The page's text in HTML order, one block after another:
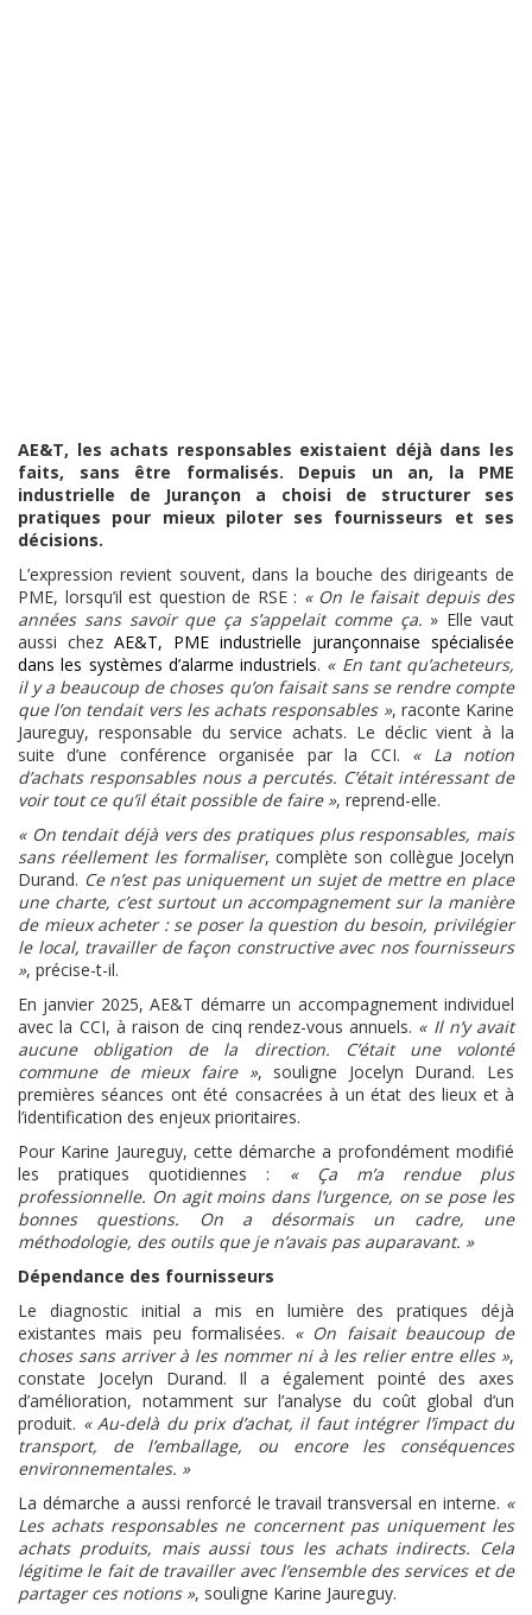
AE&T, les achats responsables existaient déjà dans les
faits, sans être formalisés. Depuis un an, la PME
industrielle de Jurançon a choisi de structurer ses
pratiques pour mieux piloter ses fournisseurs et ses
décisions.
L’expression revient souvent, dans la bouche des dirigeants de
PME, lorsqu’il est question de RSE : « On le faisait depuis des
années sans savoir que ça s’appelait comme ça. » Elle vaut
aussi chez AE&T, PME industrielle jurançonnaise spécialisée
dans les systèmes d’alarme industriels. « En tant qu’acheteurs,
il y a beaucoup de choses qu’on faisait sans se rendre compte
que l’on tendait vers les achats responsables », raconte Karine
Jaureguy, responsable du service achats. Le déclic vient à la
suite d’une conférence organisée par la CCI. « La notion
d’achats responsables nous a percutés. C’était intéressant de
voir tout ce qu’il était possible de faire », reprend-elle.
« On tendait déjà vers des pratiques plus responsables, mais
sans réellement les formaliser, complète son collègue Jocelyn
Durand. Ce n’est pas uniquement un sujet de mettre en place
une charte, c’est surtout un accompagnement sur la manière
de mieux acheter : se poser la question du besoin, privilégier
le local, travailler de façon constructive avec nos fournisseurs
», précise-t-il.
En janvier 2025, AE&T démarre un accompagnement individuel
avec la CCI, à raison de cinq rendez-vous annuels. « Il n’y avait
aucune obligation de la direction. C’était une volonté
commune de mieux faire », souligne Jocelyn Durand. Les
premières séances ont été consacrées à un état des lieux et à
l’identification des enjeux prioritaires.
Pour Karine Jaureguy, cette démarche a profondément modifié
les pratiques quotidiennes : « Ça m’a rendue plus
professionnelle. On agit moins dans l’urgence, on se pose les
bonnes questions. On a désormais un cadre, une
méthodologie, des outils que je n’avais pas auparavant. »
Dépendance des fournisseurs
Le diagnostic initial a mis en lumière des pratiques déjà
existantes mais peu formalisées. « On faisait beaucoup de
choses sans arriver à les nommer ni à les relier entre elles »,
constate Jocelyn Durand. Il a également pointé des axes
d’amélioration, notamment sur l’analyse du coût global d’un
produit. « Au-delà du prix d’achat, il faut intégrer l’impact du
transport, de l’emballage, ou encore les conséquences
environnementales. »
La démarche a aussi renforcé le travail transversal en interne. «
Les achats responsables ne concernent pas uniquement les
achats produits, mais aussi tous les achats indirects. Cela
légitime le fait de travailler avec l’ensemble des services et de
partager ces notions », souligne Karine Jaureguy.